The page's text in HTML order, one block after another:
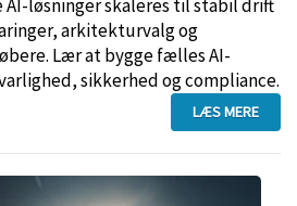
løsninger skaleres til stabil drift
arkitekturvalg og
Lær at bygge fælles AI-
sikkerhed og compliance.
LÆS MERE